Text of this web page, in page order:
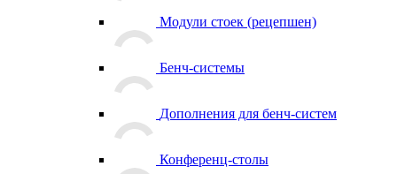
Модули стоек (рецепшен)
Бенч-системы
Дополнения для бенч-систем
Конференц-столы